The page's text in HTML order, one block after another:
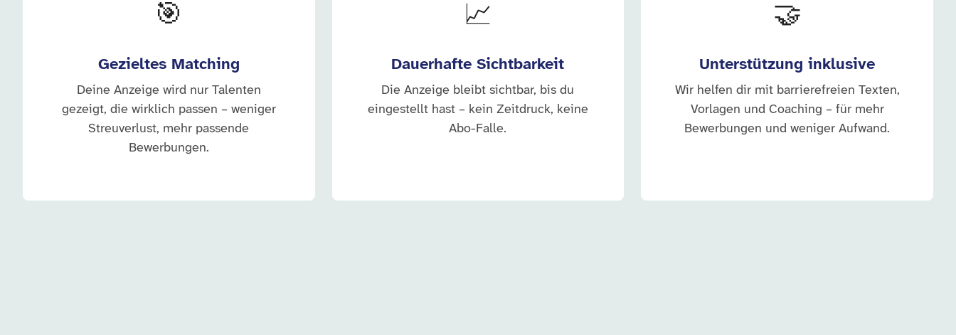
🎯
Gezieltes Matching
Deine Anzeige wird nur Talenten
gezeigt, die wirklich passen – weniger
Streuverlust, mehr passende
Bewerbungen.
📈
Dauerhafte Sichtbarkeit
Die Anzeige bleibt sichtbar, bis du
eingestellt hast – kein Zeitdruck, keine
Abo-Falle.
🤝
Unterstützung inklusive
Wir helfen dir mit barrierefreien Texten,
Vorlagen und Coaching – für mehr
Bewerbungen und weniger Aufwand.